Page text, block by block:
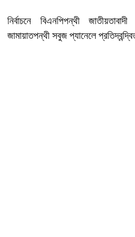
নির্বাচনে বিএনপিপন্থী
জামায়াতপন্থী সবুজ প্যানেলে